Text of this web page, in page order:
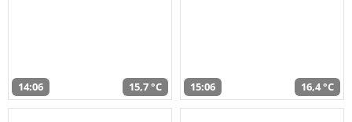
14:06 15,7 °C 15:06 16,4 °C